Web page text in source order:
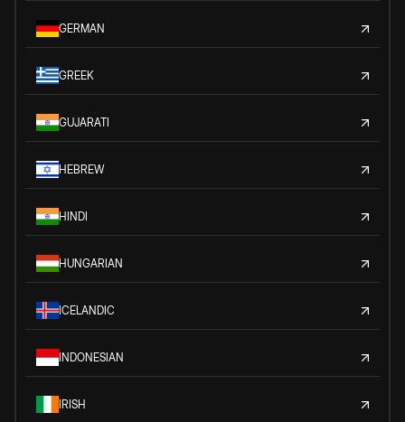
GERMAN
GREEK
GUJARATI
HEBREW
HINDI
HUNGARIAN
ICELANDIC
INDONESIAN
IRISH